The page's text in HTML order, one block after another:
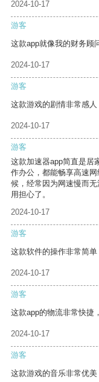
2024-10-17
游客
这款app就像我的财务顾
2024-10-17
游客
这款游戏的剧情非常感人
2024-10-17
游客
这款加速器app简直是居
作办公，都能畅享高速
候，经常因为网速慢而
用担心了。
2024-10-17
游客
这款软件的操作非常简单
2024-10-17
游客
这款app的物流非常快捷
2024-10-17
游客
这款游戏的音乐非常优美